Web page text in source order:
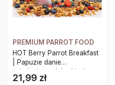
PREMIUM PARROT FOOD
HOT Berry Parrot Breakfast
| Papuzie danie
śniadaniowe, lub obiadowe
| Pokarm dla papug na
Cena
21,99 zł